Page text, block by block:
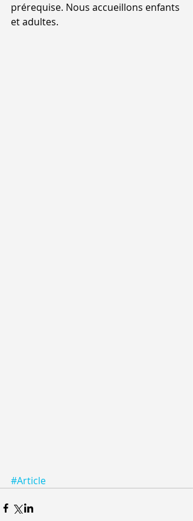
prérequise. Nous accueillons enfants
et adultes.
#Article